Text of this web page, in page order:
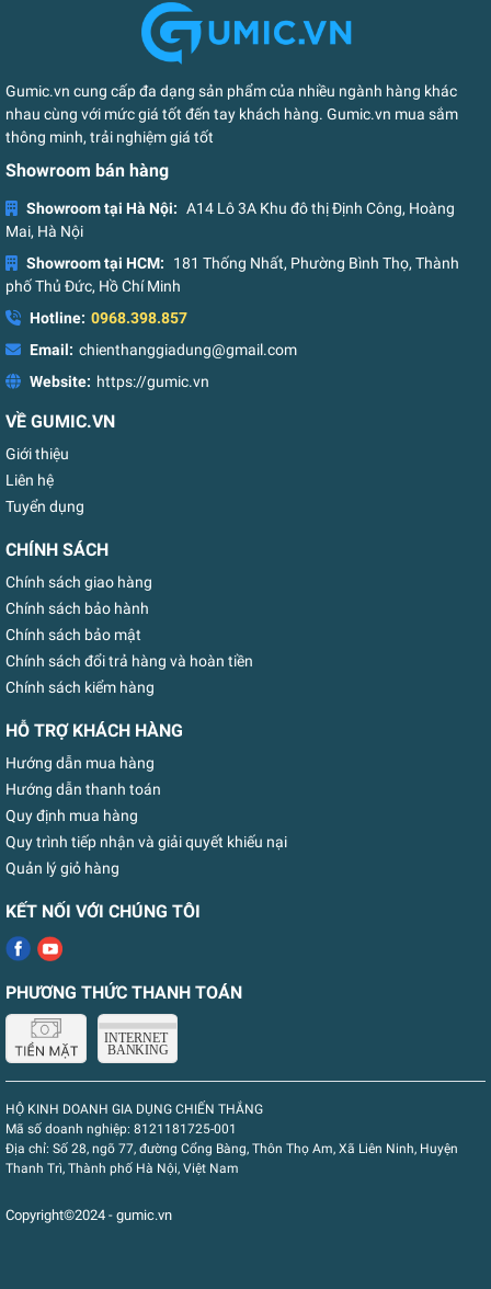
Gumic.vn cung cấp đa dạng sản phẩm của nhiều ngành hàng khác
nhau cùng với mức giá tốt đến tay khách hàng. Gumic.vn mua sắm
thông minh, trải nghiệm giá tốt
Showroom bán hàng
Showroom tại Hà Nội: A14 Lô 3A Khu đô thị Định Công, Hoàng
Mai, Hà Nội
Showroom tại HCM:
181 Thống Nhất, Phường Bình Thọ, Thành
phố Thủ Đức, Hồ Chí Minh
Hotline: 0968.398.857
Email: chienthanggiadung@gmail.com
Website: https://gumic.vn
VỀ GUMIC.VN
Giới thiệu
Liên hệ
Tuyển dụng
CHÍNH SÁCH
Chính sách giao hàng
Chính sách bảo hành
Chính sách bảo mật
Chính sách đổi trả hàng và hoàn tiền
Chính sách kiểm hàng
HỖ TRỢ KHÁCH HÀNG
Hướng dẫn mua hàng
Hướng dẫn thanh toán
Quy định mua hàng
Quy trình tiếp nhận và giải quyết khiếu nại
Quản lý giỏ hàng
KẾT NỐI VỚI CHÚNG TÔI
PHƯƠNG THỨC THANH TOÁN
HỘ KINH DOANH GIA DỤNG CHIẾN THẮNG
Mã số doanh nghiệp: 8121181725-001
Địa chỉ: Số 28, ngõ 77, đường Cổng Bàng, Thôn Thọ Am, Xã Liên Ninh, Huyện
Thanh Trì, Thành phố Hà Nội, Việt Nam
Copyright©2024 - gumic.vn